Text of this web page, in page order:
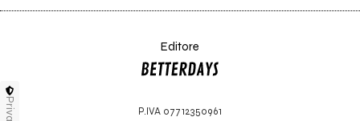
Editore
P.IVA 07712350961